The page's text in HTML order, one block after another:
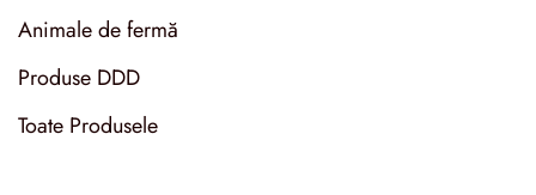
Animale de fermă
Produse DDD
Toate Produsele